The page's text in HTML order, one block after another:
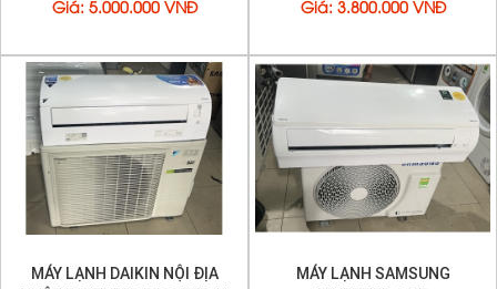
Giá: 5.000.000 VNĐ Giá: 3.800.000 VNĐ
MÁY LẠNH DAIKIN NỘI ĐỊA
MÁY LẠNH SAMSUNG